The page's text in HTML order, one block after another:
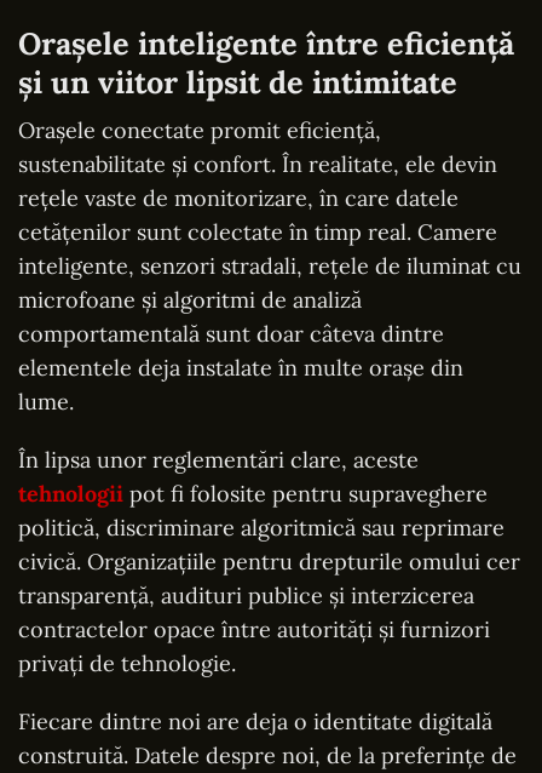
Orașele inteligente între eficiență
și un viitor lipsit de intimitate
Orașele conectate promit eficiență,
sustenabilitate și confort. În realitate, ele devin
rețele vaste de monitorizare, în care datele
cetățenilor sunt colectate în timp real. Camere
inteligente, senzori stradali, rețele de iluminat cu
microfoane și algoritmi de analiză
comportamentală sunt doar câteva dintre
elementele deja instalate în multe orașe din
lume.
În lipsa unor reglementări clare, aceste
tehnologii pot fi folosite pentru supraveghere
politică, discriminare algoritmică sau reprimare
civică. Organizațiile pentru drepturile omului cer
transparență, audituri publice și interzicerea
contractelor opace între autorități și furnizori
privați de tehnologie.
Fiecare dintre noi are deja o identitate digitală
construită. Datele despre noi, de la preferințe de